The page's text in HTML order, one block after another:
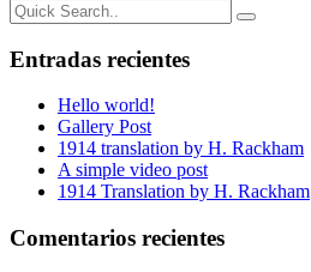
Entradas recientes
Hello world!
Gallery Post
1914 translation by H. Rackham
A simple video post
1914 Translation by H. Rackham
Comentarios recientes